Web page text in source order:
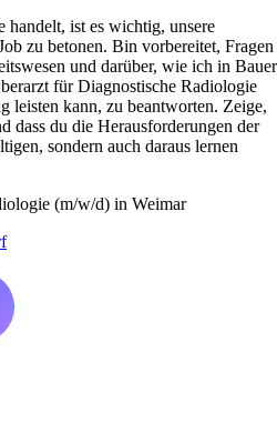
handelt, ist es wichtig, unsere
zu betonen. Bin vorbereitet, Fragen
und darüber, wie ich in Bauer
für Diagnostische Radiologie
leisten kann, zu beantworten. Zeige,
dass du die Herausforderungen der
sondern auch daraus lernen
(m/w/d) in Weimar